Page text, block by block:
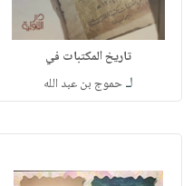
تاريخ المكتبات في
لـحموج بن عبد الله